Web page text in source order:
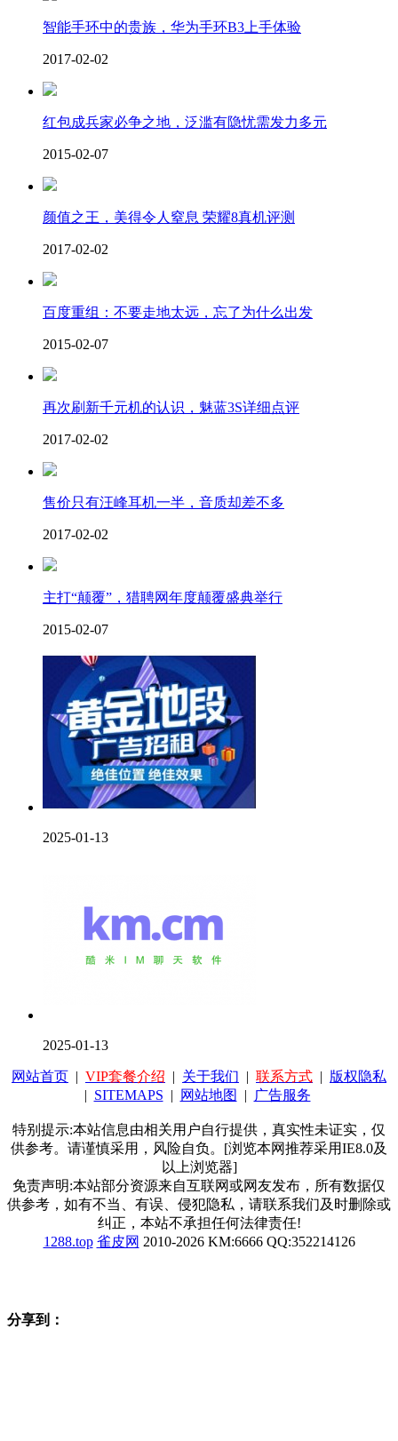
智能手环中的贵族，华为手环B3上手体验
2017-02-02
红包成兵家必争之地，泛滥有隐忧需发力多元
2015-02-07
颜值之王，美得令人窒息 荣耀8真机评测
2017-02-02
百度重组：不要走地太远，忘了为什么出发
2015-02-07
再次刷新千元机的认识，魅蓝3S详细点评
2017-02-02
售价只有汪峰耳机一半，音质却差不多
2017-02-02
主打“颠覆”，猎聘网年度颠覆盛典举行
2015-02-07
2025-01-13
2025-01-13
网站首页 | VIP套餐介绍 | 关于我们 | 联系方式 | 版权隐私
| SITEMAPS | 网站地图 | 广告服务
特别提示:本站信息由相关用户自行提供，真实性未证实，仅
供参考。请谨慎采用，风险自负。[浏览本网推荐采用IE8.0及
以上浏览器]
免责声明:本站部分资源来自互联网或网友发布，所有数据仅
供参考，如有不当、有误、侵犯隐私，请联系我们及时删除或
纠正，本站不承担任何法律责任!
1288.top 雀皮网 2010-2026 KM:6666 QQ:352214126
分享到：